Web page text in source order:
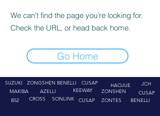
We can’t find the page you’re looking for.
Check the URL, or head back home.
Go Home
SUZUKI
ZONGSHEN
MAKIBA
AZELLI
BENELLI
CUSAP
KEEWAY
B52
CROSS SONLINK CUSAP
HAOJUE
JCH
ZONSHEN
ZONTES
CUSAP
BENELLI